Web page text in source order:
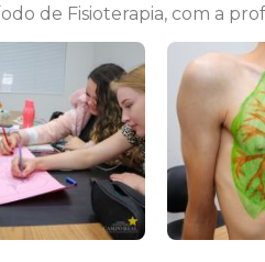
de Fisioterapia, com a